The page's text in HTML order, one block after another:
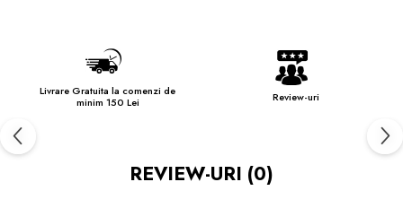
Livrare Gratuita la comenzi de
minim 150 Lei
Review-uri
REVIEW-URI (0)